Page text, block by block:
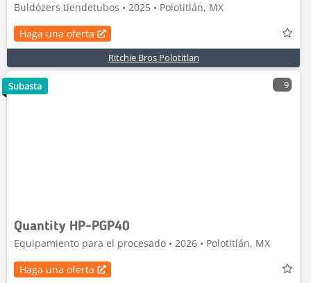
Buldózers tiendetubos • 2025 • Polotitlán, MX
Haga una oferta
Ritchie Bros Polotitlan
9
Quantity HP-PGP40
Equipamiento para el procesado • 2026 • Polotitlán, MX
Haga una oferta
Subasta